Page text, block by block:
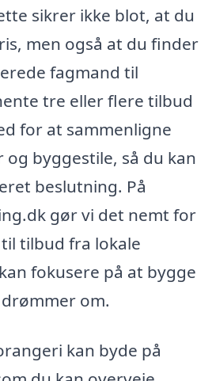
sikrer ikke blot, at du
men også at du finder
fagmand til
tre eller flere tilbud
for at sammenligne
byggestile, så du kan
beslutning. På
gør vi det nemt for
tilbud fra lokale
fokusere på at bygge
om.
kan byde på